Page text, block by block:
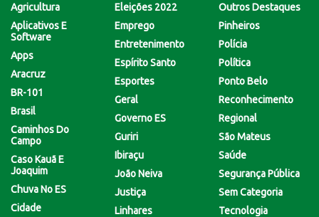
Agricultura
Aplicativos E
Software
Apps
Aracruz
BR-101
Brasil
Caminhos Do
Campo
Caso Kauã E
Joaquim
Chuva No ES
Cidade
Eleições 2022
Emprego
Entretenimento
Espírito Santo
Esportes
Geral
Governo ES
Guriri
Ibiraçu
João Neiva
Justiça
Linhares
Outros Destaques
Pinheiros
Polícia
Política
Ponto Belo
Reconhecimento
Regional
São Mateus
Saúde
Segurança Pública
Sem Categoria
Tecnologia